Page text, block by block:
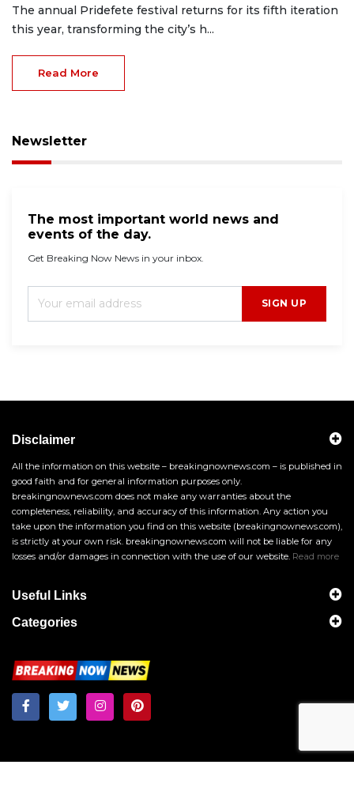
The annual Pridefete festival returns for its fifth iteration
this year, transforming the city’s h...
Read More
Newsletter
The most important world news and
events of the day.
Get Breaking Now News in your inbox.
SIGN UP
Disclaimer
All the information on this website – breakingnownews.com – is published in
good faith and for general information purposes only.
breakingnownews.com does not make any warranties about the
completeness, reliability, and accuracy of this information. Any action you
take upon the information you find on this website (breakingnownews.com),
is strictly at your own risk. breakingnownews.com will not be liable for any
losses and/or damages in connection with the use of our website. Read more
Useful Links
Categories